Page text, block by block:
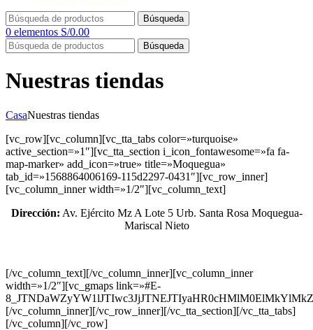
Búsqueda
0 elementos S/0.00
Búsqueda
Nuestras tiendas
CasaNuestras tiendas
[vc_row][vc_column][vc_tta_tabs color=»turquoise»
active_section=»1″][vc_tta_section i_icon_fontawesome=»fa fa-
map-marker» add_icon=»true» title=»Moquegua»
tab_id=»1568864006169-115d2297-0431″][vc_row_inner]
[vc_column_inner width=»1/2″][vc_column_text]
Dirección: Av. Ejército Mz A Lote 5 Urb. Santa Rosa Moquegua-
Mariscal Nieto
[/vc_column_text][/vc_column_inner][vc_column_inner
width=»1/2″][vc_gmaps link=»#E-
[/vc_column_inner][/vc_row_inner][/vc_tta_section][/vc_tta_tabs]
[/vc_column][/vc_row]